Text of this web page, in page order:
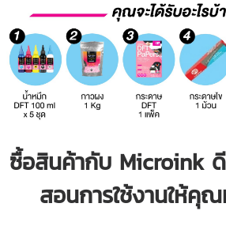
ซื้อสินค้ากับ Microink ดี
สอนการใช้งานให้คุ